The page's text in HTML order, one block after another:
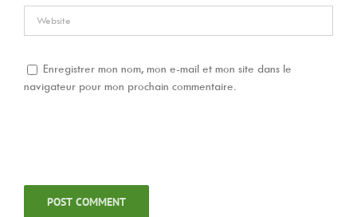
Enregistrer mon nom, mon e-mail et mon site dans le
navigateur pour mon prochain commentaire.